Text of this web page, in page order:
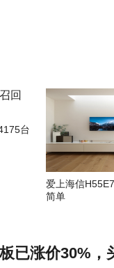
台
爱上海信
简单
已涨价30%